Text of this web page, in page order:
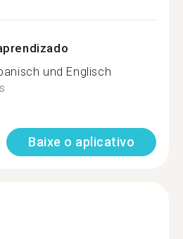
und Englisch
Baixe o aplicativo